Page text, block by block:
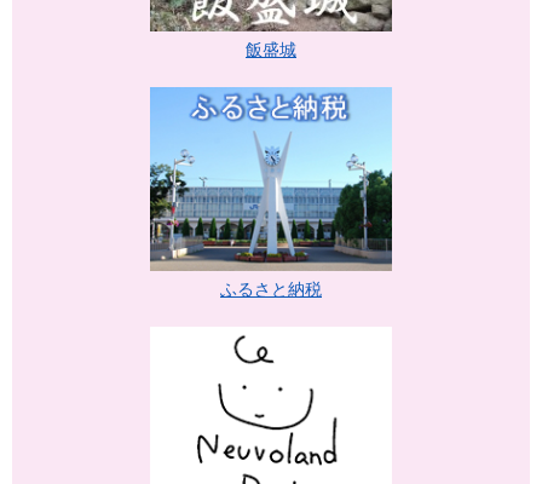
飯盛城
ふるさと納税